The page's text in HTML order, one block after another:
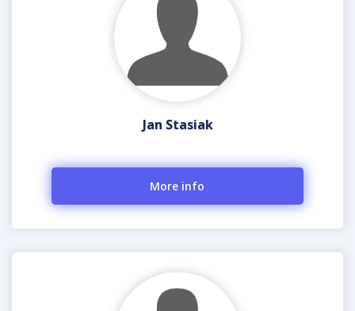
Jan Stasiak
More info